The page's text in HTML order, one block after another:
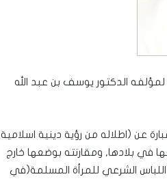
لمؤلفه الدكتور يوسف بن عبد الله
– عبارة عن (اطلاله من رؤية دينية اسلامية
في بلادها, ومقارنته بوضعها خارج
الشرعي للمرأة المسلمة(في